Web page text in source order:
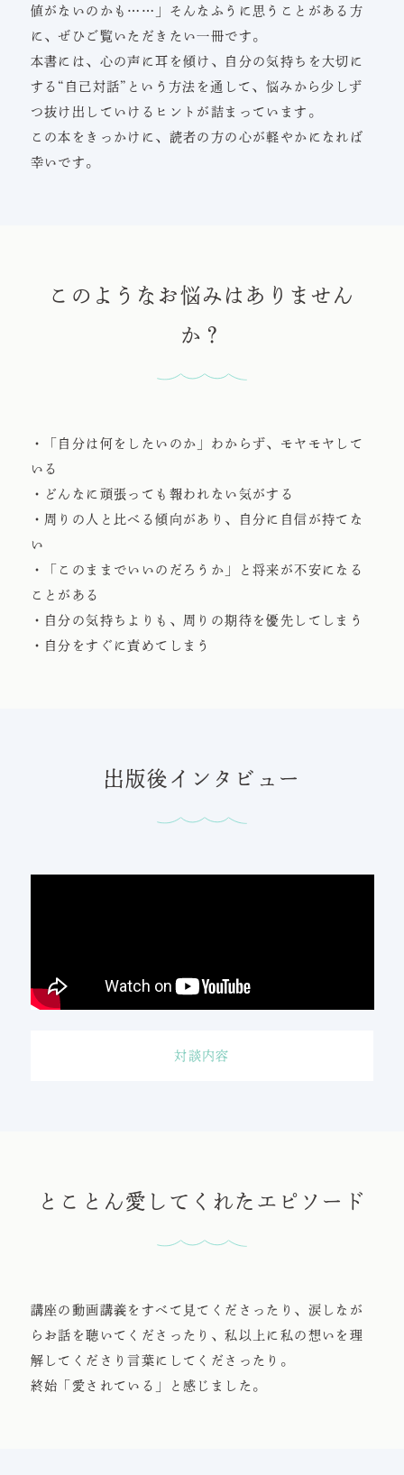
値がないのかも……」そんなふうに思うことがある方
に、ぜひご覧いただきたい一冊です。
本書には、心の声に耳を傾け、自分の気持ちを大切に
する“自己対話”という方法を通して、悩みから少しず
つ抜け出していけるヒントが詰まっています。
この本をきっかけに、読者の方の心が軽やかになれば
幸いです。
このようなお悩みはありません
か？
・「自分は何をしたいのか」わからず、モヤモヤして
いる
・どんなに頑張っても報われない気がする
・周りの人と比べる傾向があり、自分に自信が持てな
い
・「このままでいいのだろうか」と将来が不安になる
ことがある
・自分の気持ちよりも、周りの期待を優先してしまう
・自分をすぐに責めてしまう
出版後インタビュー
対談内容
とことん愛してくれたエピソード
講座の動画講義をすべて見てくださったり、涙しなが
らお話を聴いてくださったり、私以上に私の想いを理
解してくださり言葉にしてくださったり。
終始「愛されている」と感じました。